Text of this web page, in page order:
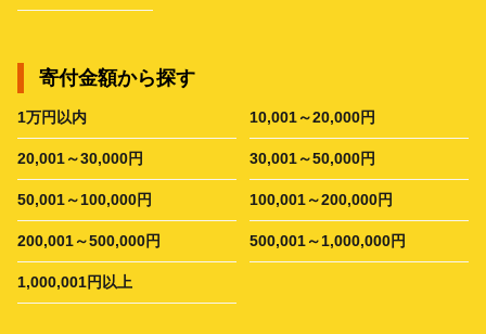
寄付金額から探す
1万円以内 10,001～20,000円
20,001～30,000円 30,001～50,000円
50,001～100,000円 100,001～200,000円
200,001～500,000円 500,001～1,000,000円
1,000,001円以上